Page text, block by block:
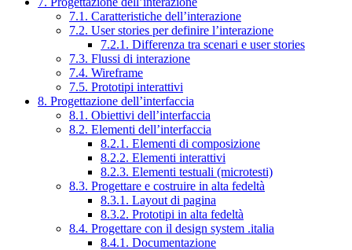
7.1. Caratteristiche dell’interazione
7.2. User stories per definire l’interazione
7.2.1. Differenza tra scenari e user stories
7.3. Flussi di interazione
7.4. Wireframe
7.5. Prototipi interattivi
8. Progettazione dell’interfaccia
8.1. Obiettivi dell’interfaccia
8.2. Elementi dell’interfaccia
8.2.1. Elementi di composizione
8.2.2. Elementi interattivi
8.2.3. Elementi testuali (microtesti)
8.3. Progettare e costruire in alta fedeltà
8.3.1. Layout di pagina
8.3.2. Prototipi in alta fedeltà
8.4. Progettare con il design system .italia
8.4.1. Documentazione